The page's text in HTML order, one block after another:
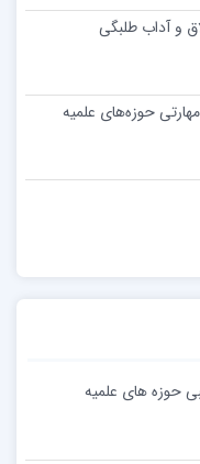
و آداب طلبگی
حوزه‌های علمیه
حوزه های علمیه